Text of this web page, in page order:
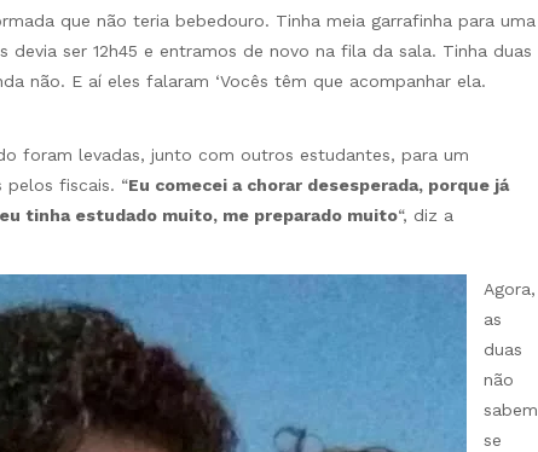
que não teria bebedouro. Tinha meia garrafinha para uma
devia ser 12h45 e entramos de novo na fila da sala. Tinha duas
não. E aí eles falaram ‘Vocês têm que acompanhar ela.
foram levadas, junto com outros estudantes, para um
pelos fiscais. “Eu comecei a chorar desesperada, porque já
tinha estudado muito, me preparado muito“, diz a
Agora,
as
duas
não
sabem
se